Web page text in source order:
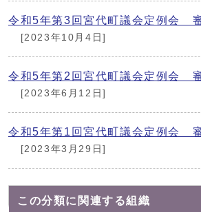
令和5年第3回宮代町議会定例会
[2023年10月4日]
令和5年第2回宮代町議会定例会
[2023年6月12日]
令和5年第1回宮代町議会定例会
[2023年3月29日]
この分類に関連する組織